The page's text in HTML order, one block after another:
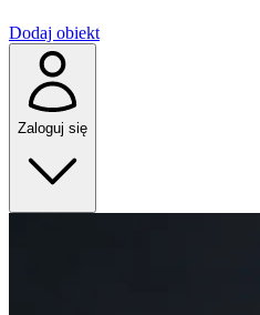
Dodaj obiekt
Zaloguj się